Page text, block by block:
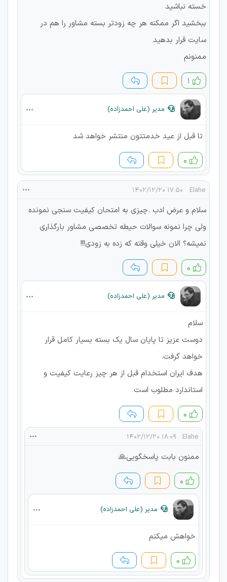
خسته نباشید
ببخشید اگر ممکنه هر چه زودتر بسته مشاور را هم در
سایت قرار بدهید
ممنونم
۱
مدیر (علی احمدزاده)
تا قبل از عید خدمتتون منتشر خواهد شد
۰
Elahe ۱۷:۵۰ ۱۴۰۲/۱۲/۲۰
سلام و عرض ادب .چیزی به امتحان کیفیت سنجی نمونده
ولی چرا نمونه سوالات حیطه تخصصی مشاور بارگذاری
نمیشه؟ الان خیلی وقته که زده به زودی!!!
۰
مدیر (علی احمدزاده)
سلام
دوست عزیز تا پایان سال یک بسته بسیار کامل قرار
خواهد گرفت.
هدف ایران استخدام قبل از هر چیز رعایت کیفیت و
استاندارد مطلوب است
۰
Elahe ۱۸:۰۹ ۱۴۰۲/۱۲/۲۰
ممنون بابت پاسخگویی🙏
۰
مدیر (علی احمدزاده)
خواهش میکنم
۰